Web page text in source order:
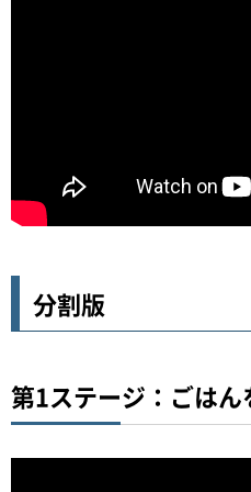
分割版
第1ステージ：ごはん